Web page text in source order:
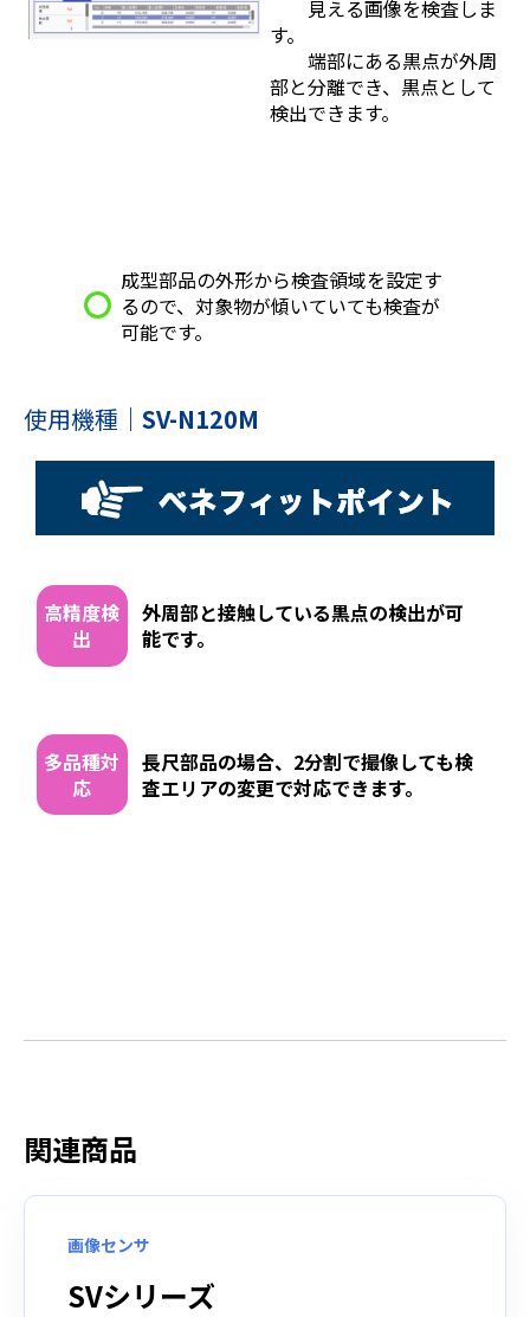
見える画像を検査しま
す。
端部にある黒点が外周
部と分離でき、黒点として
検出できます。
成型部品の外形から検査領域を設定す
るので、対象物が傾いていても検査が
可能です。
使用機種 ｜ SV-N120M
高精度検
出
外周部と接触している黒点の検出が可
能です。
多品種対
応
長尺部品の場合、2分割で撮像しても検
査エリアの変更で対応できます。
関連商品
画像センサ
SVシリーズ